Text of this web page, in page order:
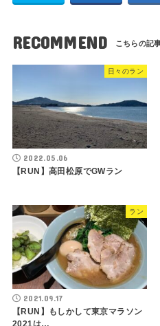
RECOMMEND
日々のラン
2022.05.06
【RUN】高田松原でGWラン
ラン
2021.09.17
【RUN】もしかして東京マラソン